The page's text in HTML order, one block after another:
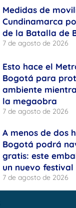
Medidas de
Cundinamarca
de la Batalla de
7 de agosto de 2026
Esto hace el
Bogotá para
ambiente
la megaobra
7 de agosto de 2026
A menos de dos
Bogotá podrá
gratis: este
un nuevo festival
7 de agosto de 2026